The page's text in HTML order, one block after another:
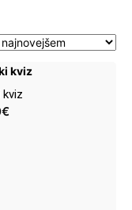
kviz
€